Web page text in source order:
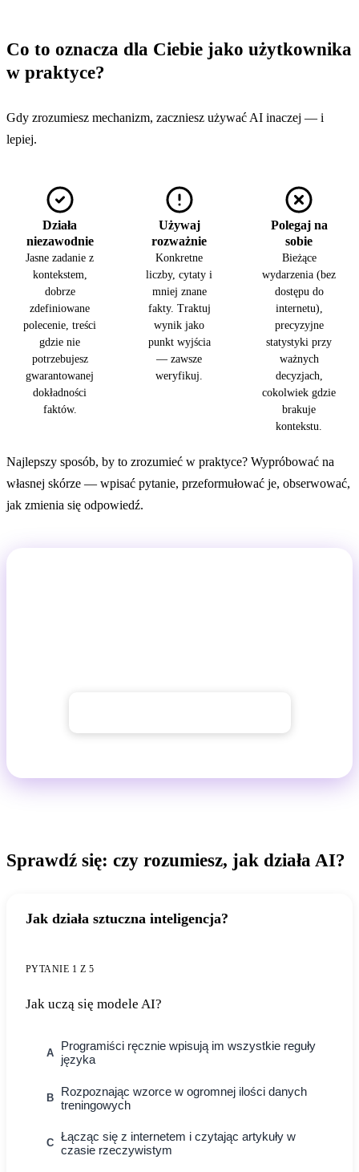
Co to oznacza dla Ciebie jako użytkownika
w praktyce?
Gdy zrozumiesz mechanizm, zaczniesz używać AI inaczej — i
lepiej.
Działa
niezawodnie
Jasne zadanie z
kontekstem,
dobrze
zdefiniowane
polecenie, treści
gdzie nie
potrzebujesz
gwarantowanej
dokładności
faktów.
Używaj
rozważnie
Konkretne
liczby, cytaty i
mniej znane
fakty. Traktuj
wynik jako
punkt wyjścia
— zawsze
weryfikuj.
Polegaj na
sobie
Bieżące
wydarzenia (bez
dostępu do
internetu),
precyzyjne
statystyki przy
ważnych
decyzjach,
cokolwiek gdzie
brakuje
kontekstu.
Najlepszy sposób, by to zrozumieć w praktyce? Wypróbować na
własnej skórze — wpisać pytanie, przeformułować je, obserwować,
jak zmienia się odpowiedź.
Sprawdź się: czy rozumiesz, jak działa AI?
Jak działa sztuczna inteligencja?
PYTANIE 1 Z 5
Jak uczą się modele AI?
A
Programiści ręcznie wpisują im wszystkie reguły
języka
B
Rozpoznając wzorce w ogromnej ilości danych
treningowych
C
Łącząc się z internetem i czytając artykuły w
czasie rzeczywistym